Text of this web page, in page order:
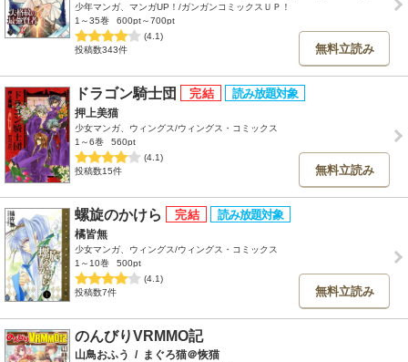
少年マンガ、マンガUP！/ガンガンコミックスＵＰ！
1～35巻
600pt～700pt
(4.1)
投稿数343件
無料立読み
ドラゴン騎士団
押上美猫
少女マンガ、ウィングス/ウィングス・コミックス
1～6巻
560pt
(4.1)
投稿数15件
無料立読み
螺旋のかけら
橘皆無
少女マンガ、ウィングス/ウィングス・コミックス
1～10巻
500pt
(4.1)
投稿数7件
無料立読み
のんびりVRMMO記
山鳥おふう / まぐろ猫＠恢猫